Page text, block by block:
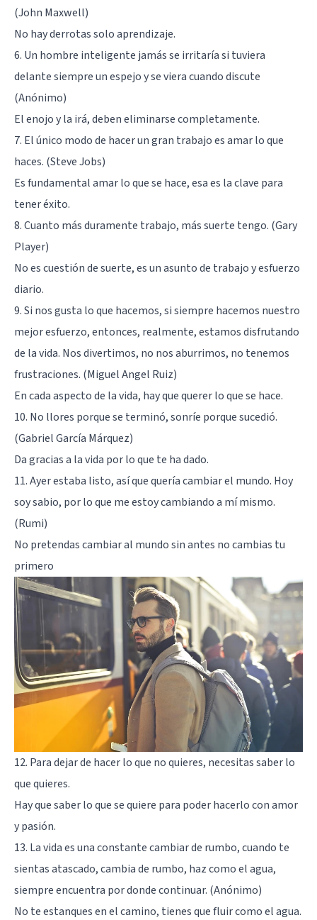
(John Maxwell)
No hay derrotas solo aprendizaje.
6. Un hombre inteligente jamás se irritaría si tuviera
delante siempre un espejo y se viera cuando discute
(Anónimo)
El enojo y la irá, deben eliminarse completamente.
7. El único modo de hacer un gran trabajo es amar lo que
haces. (Steve Jobs)
Es fundamental amar lo que se hace, esa es la clave para
tener éxito.
8. Cuanto más duramente trabajo, más suerte tengo. (Gary
Player)
No es cuestión de suerte, es un asunto de trabajo y esfuerzo
diario.
9. Si nos gusta lo que hacemos, si siempre hacemos nuestro
mejor esfuerzo, entonces, realmente, estamos disfrutando
de la vida. Nos divertimos, no nos aburrimos, no tenemos
frustraciones. (Miguel Angel Ruiz)
En cada aspecto de la vida, hay que querer lo que se hace.
10. No llores porque se terminó, sonríe porque sucedió.
(Gabriel García Márquez)
Da gracias a la vida por lo que te ha dado.
11. Ayer estaba listo, así que quería cambiar el mundo. Hoy
soy sabio, por lo que me estoy cambiando a mí mismo.
(Rumi)
No pretendas cambiar al mundo sin antes no cambias tu
primero
12. Para dejar de hacer lo que no quieres, necesitas saber lo
que quieres.
Hay que saber lo que se quiere para poder hacerlo con amor
y pasión.
13. La vida es una constante cambiar de rumbo, cuando te
sientas atascado, cambia de rumbo, haz como el agua,
siempre encuentra por donde continuar. (Anónimo)
No te estanques en el camino, tienes que fluir como el agua.